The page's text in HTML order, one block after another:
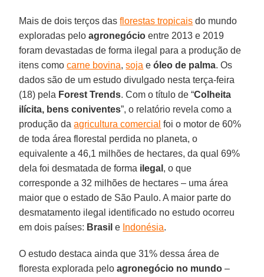
Mais de dois terços dasflorestas tropicais do mundo
exploradas peloagronegócio entre 2013 e 2019
foram devastadas de forma ilegal para a produção de
itens comocarne bovina,soja eóleo de palma. Os
dados são de um estudo divulgado nesta terça-feira
(18) pela Forest Trends. Com o título de “Colheita
ilícita, bens coniventes”, o relatório revela como a
produção daagricultura comercial foi o motor de 60%
de toda área florestal perdida no planeta, o
equivalente a 46,1 milhões de hectares, da qual 69%
dela foi desmatada de forma ilegal , o que
corresponde a 32 milhões de hectares – uma área
maior que o estado de São Paulo. A maior parte do
desmatamento ilegal identificado no estudo ocorreu
em dois países: Brasil e Indonésia.
O estudo destaca ainda que 31% dessa área de
floresta explorada peloagronegócio no mundo –